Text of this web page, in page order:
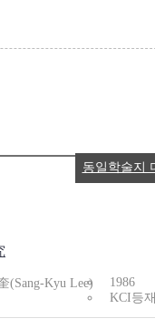
(Sang-Kyu Lee)
1986
KCI등
동일학술지